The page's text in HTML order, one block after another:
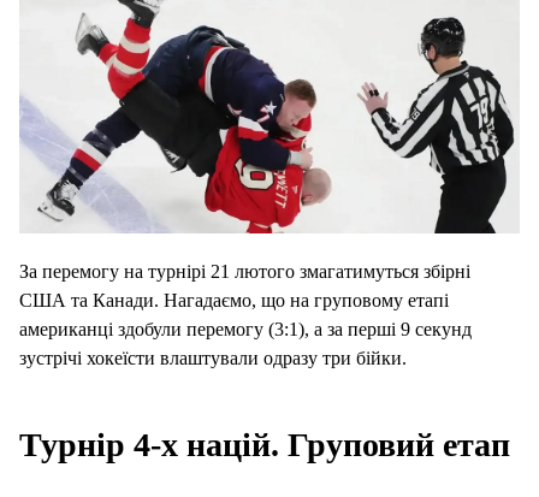
За перемогу на турнірі 21 лютого змагатимуться збірні
США та Канади. Нагадаємо, що на груповому етапі
американці здобули перемогу (3:1), а за перші 9 секунд
зустрічі хокеїсти влаштували одразу три бійки.
Турнір 4-х націй. Груповий етап